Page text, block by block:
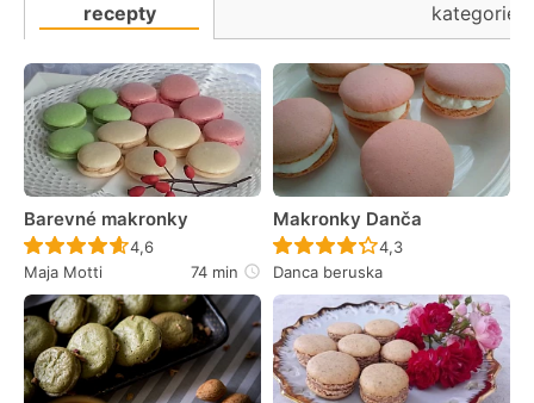
recepty
kategorie
Barevné makronky
Recept ještě nebyl hodnocen
4,6
Maja Motti
74 min
Makronky Danča
Recept ještě nebyl
4,3
Danca beruska